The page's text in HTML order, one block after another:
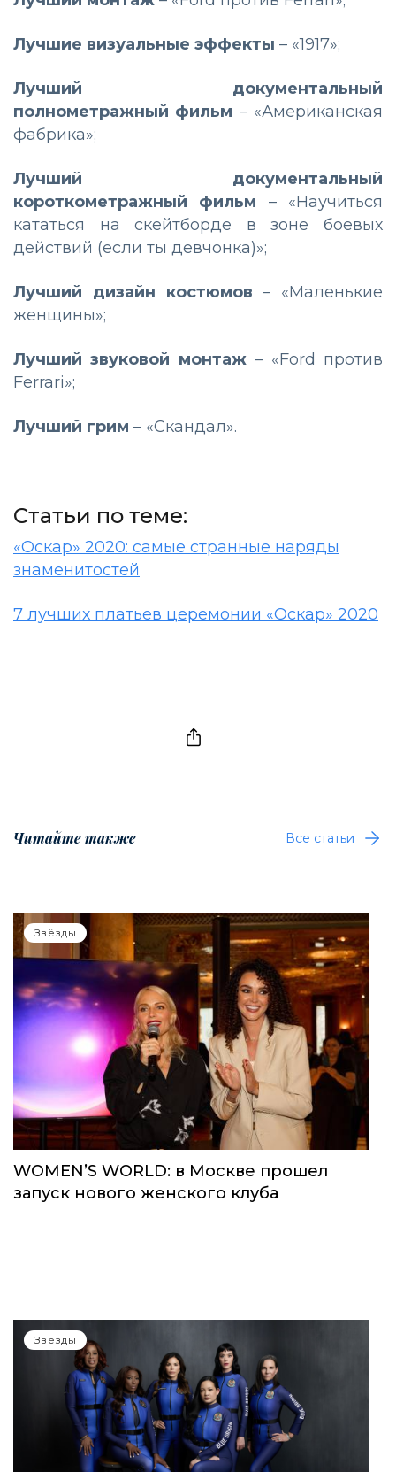
Лучшие визуальные эффекты – «1917»;
Лучший документальный
полнометражный фильм – «Американская
фабрика»;
Лучший документальный
короткометражный фильм – «Научиться
кататься на скейтборде в зоне боевых
действий (если ты девчонка)»;
Лучший дизайн костюмов – «Маленькие
женщины»;
Лучший звуковой монтаж– «Ford против
Ferrari»;
Лучший грим – «Скандал».
Статьи по теме:
«Оскар» 2020: самые странные наряды
знаменитостей
7 лучших платьев церемонии «Оскар» 2020
Читайте также Все статьи
Звёзды
WOMEN’S WORLD: в Москве прошел
запуск нового женского клуба